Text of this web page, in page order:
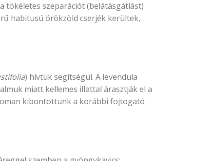
tökéletes szeparációt (belátásgátlást)
habitusú örökzöld cserjék kerültek,
) hívtuk segítségül. A levendula
miatt kellemes illattal árasztják el a
kibontottunk a korábbi fojtogató